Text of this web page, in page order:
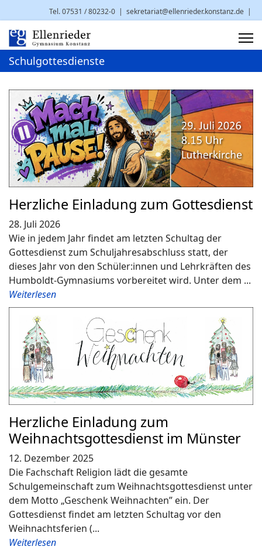
Tel. 07531 / 80232-0 | sekretariat@ellenrieder.konstanz.de |
Brauneggerstr. 29 | 78462 Konstanz
Schulgottesdienste
Herzliche Einladung zum Gottesdienst
28. Juli 2026
Wie in jedem Jahr findet am letzten Schultag der
Gottesdienst zum Schuljahresabschluss statt, der
dieses Jahr von den Schüler:innen und Lehrkräften des
Humboldt-Gymnasiums vorbereitet wird. Unter dem ...
Weiterlesen
Herzliche Einladung zum
Weihnachtsgottesdienst im Münster
12. Dezember 2025
Die Fachschaft Religion lädt die gesamte
Schulgemeinschaft zum Weihnachtsgottesdienst unter
dem Motto „Geschenk Weihnachten” ein. Der
Gottesdienst findet am letzten Schultag vor den
Weihnachtsferien (...
Weiterlesen